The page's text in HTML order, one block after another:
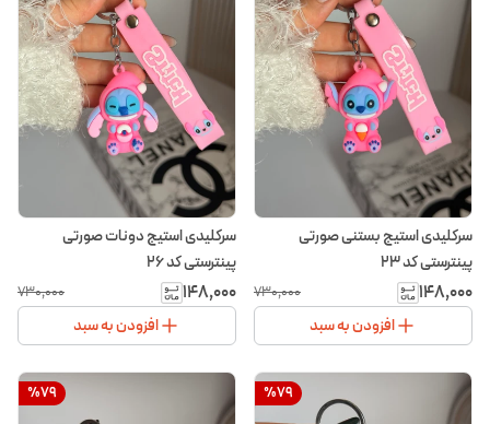
سرکلیدی استیج بستنی صورتی
پینترستی کد ۲۳
۱۴۸٬۰۰۰ ۷۳۰٬۰۰۰
افزودن به سبد
سرکلیدی استیج دونات صورتی
پینترستی کد ۲۶
۱۴۸٬۰۰۰ ۷۳۰٬۰۰۰
افزودن به سبد
%79
%79